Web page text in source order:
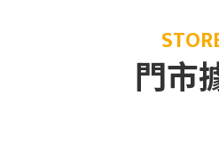
門市